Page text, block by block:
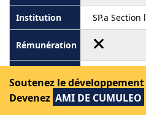
SP.a Section
Soutenez le
Devenez AMI DE CUMULEO